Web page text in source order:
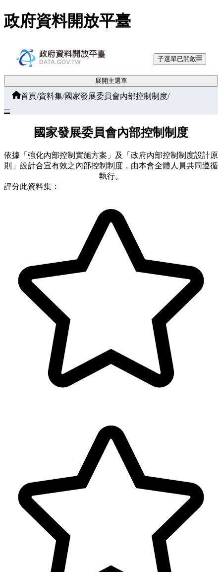
跳至主要內容
政府資料開放平臺
子選單已開啟
展開主選單
首頁/資料集/國家發展委員會內部控制制度/
:::
國家發展委員會內部控制制度
依據「強化內部控制實施方案」及「政府內部控制制度設計原
則」設計合宜有效之內部控制制度，由本會全體人員共同遵循
執行。
評分此資料集：